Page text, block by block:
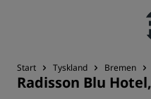
Start Tyskland Bremen
Radisson Blu